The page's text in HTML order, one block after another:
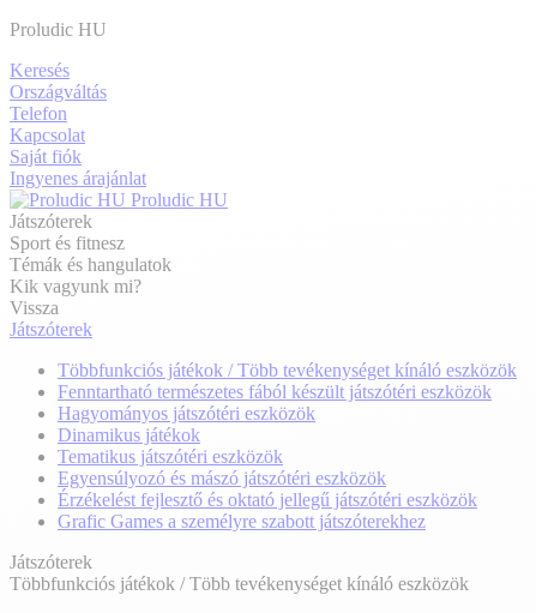
Proludic HU
Keresés
Országváltás
Telefon
Kapcsolat
Saját fiók
Ingyenes árajánlat
Proludic HU
Játszóterek
Sport és fitnesz
Témák és hangulatok
Kik vagyunk mi?
Vissza
Játszóterek
Többfunkciós játékok / Több tevékenységet kínáló eszközök
Fenntartható természetes fából készült játszótéri eszközök
Hagyományos játszótéri eszközök
Dinamikus játékok
Tematikus játszótéri eszközök
Egyensúlyozó és mászó játszótéri eszközök
Érzékelést fejlesztő és oktató jellegű játszótéri eszközök
Grafic Games a személyre szabott játszóterekhez
Játszóterek
Többfunkciós játékok / Több tevékenységet kínáló eszközök